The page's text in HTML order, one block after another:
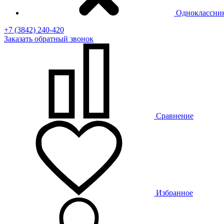
+7 (3842) 240-420
Заказать обратный звонок
Сравнение
Избранное